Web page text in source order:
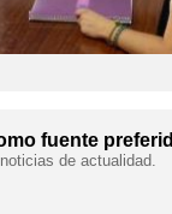
fuente
de actualidad.